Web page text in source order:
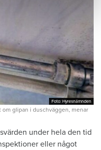
Foto: Hyresnämnden
Foto: Hyresnämnden
glipan i duschväggen, menar
under hela den tid
eller något